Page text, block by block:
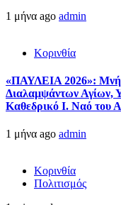
1 μήνα ago admin
Κορινθία
«ΠΑΥΛΕΙΑ 2026»:
Διαλαμψάντων Αγίων,
Καθεδρικό Ι. Ναό του
1 μήνα ago admin
Κορινθία
Πολιτισμός